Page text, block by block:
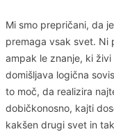
Mi smo prepričani, da
premaga vsak svet. Ni
ampak le znanje, ki
domišljava logična
to moč, da realizira
dobičkonosno, kajti
kakšen drugi svet in